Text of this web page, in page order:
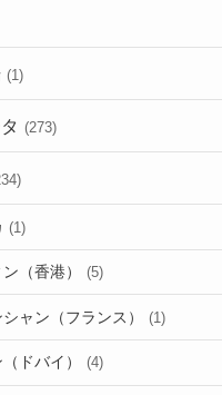
(1)
(273)
(1)
（香港） (5)
ャン（フランス） (1)
ドバイ） (4)